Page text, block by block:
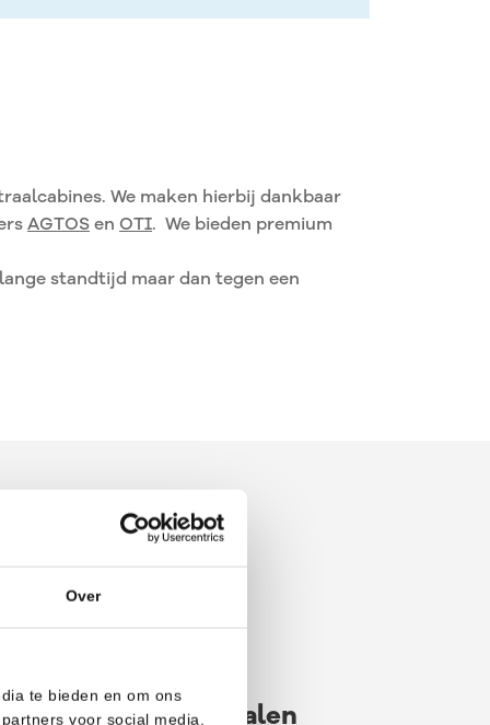
Over
te bieden en om ons
voor social media,
We maken hierbij dankbaar
AGTOSen OTI. We bieden premium
standtijd maar dan tegen een
DAF Trucks- stralen